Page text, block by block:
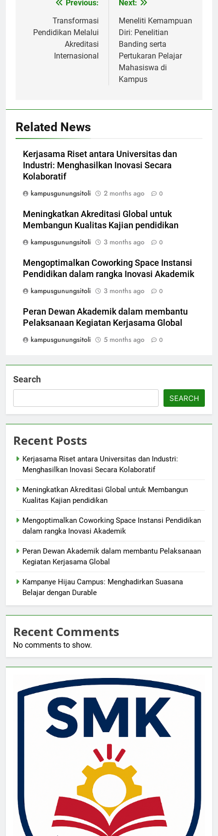
navigation
Previous:
Transformasi
Pendidikan Melalui
Akreditasi
Internasional
Next:
Meneliti Kemampuan
Diri: Penelitian
Banding serta
Pertukaran Pelajar
Mahasiswa di
Kampus
Related News
Kerjasama Riset antara Universitas dan
Industri: Menghasilkan Inovasi Secara
Kolaboratif
kampusgunungsitoli
2 months ago 0
Meningkatkan Akreditasi Global untuk
Membangun Kualitas Kajian pendidikan
kampusgunungsitoli
3 months ago 0
Mengoptimalkan Coworking Space Instansi
Pendidikan dalam rangka Inovasi Akademik
kampusgunungsitoli
3 months ago 0
Peran Dewan Akademik dalam membantu
Pelaksanaan Kegiatan Kerjasama Global
kampusgunungsitoli
5 months ago 0
Search
SEARCH
Recent Posts
Kerjasama Riset antara Universitas dan Industri:
Menghasilkan Inovasi Secara Kolaboratif
Meningkatkan Akreditasi Global untuk Membangun
Kualitas Kajian pendidikan
Mengoptimalkan Coworking Space Instansi Pendidikan
dalam rangka Inovasi Akademik
Peran Dewan Akademik dalam membantu Pelaksanaan
Kegiatan Kerjasama Global
Kampanye Hijau Campus: Menghadirkan Suasana
Belajar dengan Durable
Recent Comments
No comments to show.